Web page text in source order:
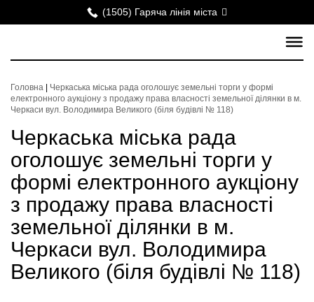
(1505) Гаряча лінія міста
Головна
Черкаська міська рада оголошує земельні торги у формі
електронного аукціону з продажу права власності земельної ділянки в м.
Черкаси вул. Володимира Великого (біля будівлі № 118)
Черкаська міська рада
оголошує земельні торги у
формі електронного аукціону
з продажу права власності
земельної ділянки в м.
Черкаси вул. Володимира
Великого (біля будівлі № 118)